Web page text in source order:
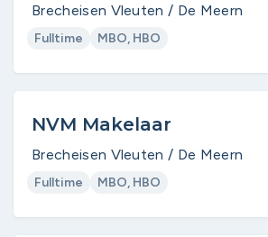
Brecheisen Vleuten / De Meern
Fulltime MBO, HBO
NVM Makelaar
Brecheisen Vleuten / De Meern
Fulltime MBO, HBO